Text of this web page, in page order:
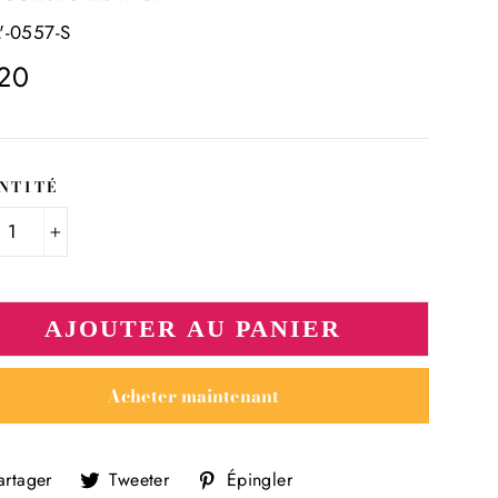
0557-S
AJOUTER AU PANIER
Acheter maintenant
PartagerTweeter TweeterÉpingler
"Fermer
(Esc)"